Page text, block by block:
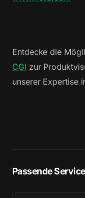
Entdecke die
CGI zur
unserer Expertise
Passende